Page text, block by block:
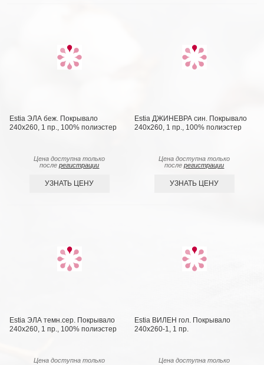
Estia ЭЛА беж. Покрывало
240х260, 1 пр., 100% полиэстер
Цена доступна только
послерегистрации
УЗНАТЬ ЦЕНУ
Estia ДЖИНЕВРА син. Покрывало
240х260, 1 пр., 100% полиэстер
Цена доступна только
послерегистрации
УЗНАТЬ ЦЕНУ
Estia ЭЛА темн.сер. Покрывало
240х260, 1 пр., 100% полиэстер
Цена доступна только
Estia ВИЛЕН гол. Покрывало
240х260-1, 1 пр.
Цена доступна только